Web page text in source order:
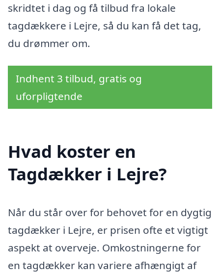
skridtet i dag og få tilbud fra lokale
tagdækkere i Lejre, så du kan få det tag,
du drømmer om.
Indhent 3 tilbud, gratis og
uforpligtende
Hvad koster en
Tagdækker i Lejre?
Når du står over for behovet for en dygtig
tagdækker i Lejre, er prisen ofte et vigtigt
aspekt at overveje. Omkostningerne for
en tagdækker kan variere afhængigt af